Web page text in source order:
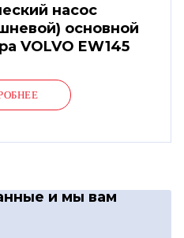
насос
основной
VOLVO EW145
и мы вам